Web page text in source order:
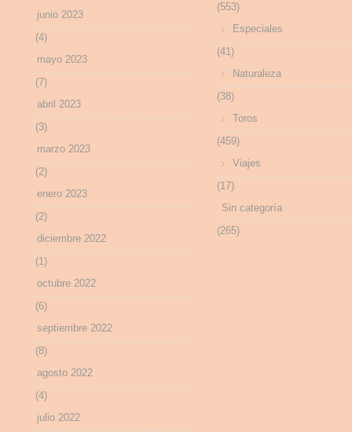
junio 2023
(4)
mayo 2023
(7)
abril 2023
(3)
marzo 2023
(2)
enero 2023
(2)
diciembre 2022
(1)
octubre 2022
(6)
septiembre 2022
(8)
agosto 2022
(4)
julio 2022
(553)
Especiales
(41)
Naturaleza
(38)
Toros
(459)
Viajes
(17)
Sin categoría
(265)